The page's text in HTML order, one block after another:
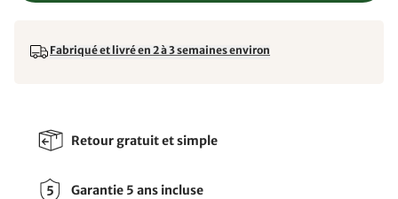
Fabriqué et livré en 2 à 3 semaines environ
Retour gratuit et simple
Garantie 5 ans incluse